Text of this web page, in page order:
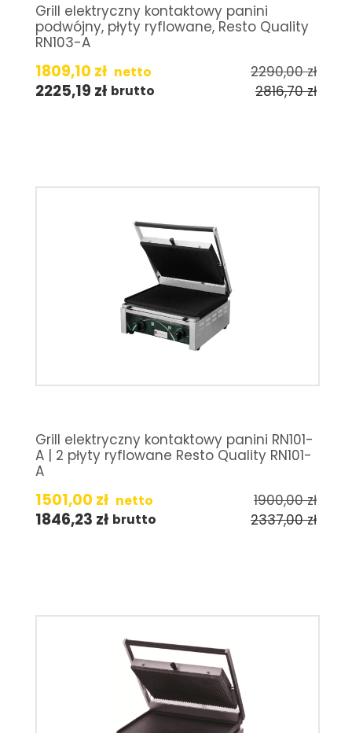
Grill elektryczny kontaktowy panini
podwójny, płyty ryflowane, Resto Quality
RN103-A
1809,10 zł netto 2290,00zł
2225,19 zł brutto 2816,70zł
Grill elektryczny kontaktowy panini RN101-
A | 2 płyty ryflowane Resto Quality RN101-
A
1501,00 zł netto 1900,00zł
1846,23 zł brutto 2337,00zł